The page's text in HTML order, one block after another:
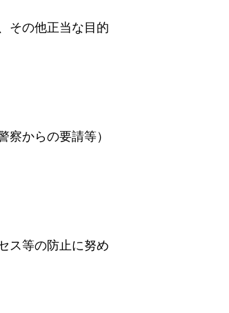
その他正当な目的
からの要請等）
ス等の防止に努め